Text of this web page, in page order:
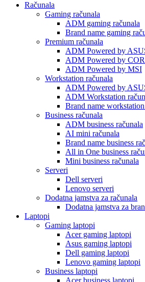
Računala
Gaming računala
ADM gaming računala
Brand name gaming
Premium računala
ADM Powered by
ADM Powered by
ADM Powered by MSI
Workstation računala
ADM Powered by
ADM Workstation
Brand name
Business računala
ADM business računala
AI mini računala
Brand name business
All in One business
Mini business računala
Serveri
Dell serveri
Lenovo serveri
Dodatna jamstva za računala
Dodatna jamstva za
Laptopi
Gaming laptopi
Acer gaming laptopi
Asus gaming laptopi
Dell gaming laptopi
Lenovo gaming laptopi
Business laptopi
Acer business laptopi